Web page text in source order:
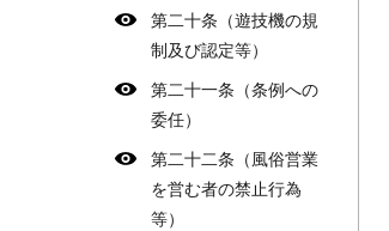
第二十条（遊技機の規
制及び認定等）
第二十一条（条例への
委任）
第二十二条（風俗営業
を営む者の禁止行為
等）